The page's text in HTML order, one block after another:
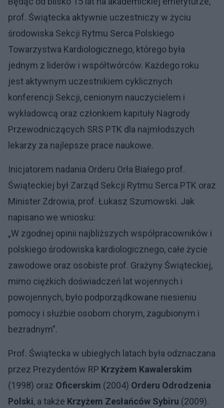
prof. Świątecka aktywnie uczestniczy w życiu
środowiska Sekcji Rytmu Serca Polskiego
Towarzystwa Kardiologicznego, którego była
jednym z liderów i współtwórców. Każdego roku
jest aktywnym uczestnikiem cyklicznych
konferencji Sekcji, cenionym nauczycielem i
wykładowcą oraz członkiem kapituły Nagrody
Przewodniczących SRS PTK dla najmłodszych
lekarzy za najlepsze prace naukowe.
Inicjatorem nadania Orderu Orła Białego prof.
Świąteckiej był Zarząd Sekcji Rytmu Serca PTK oraz
Minister Zdrowia, prof. Łukasz Szumowski. Jak
napisano we wniosku:
„W zgodnej opinii najbliższych współpracowników i
polskiego środowiska kardiologicznego, całe życie
zawodowe oraz osobiste prof. Grażyny Świąteckiej,
mimo ciężkich doświadczeń lat wojennych i
powojennych, było podporządkowane niesieniu
pomocy i służbie osobom chorym, zagubionym i
bezradnym”.
Prof. Świątecka w ubiegłych latach była odznaczana
przez Prezydentów RP Krzyżem Kawalerskim
(1998) oraz Oficerskim (2004) Orderu Odrodzenia
Polski, a także Krzyżem Zesłańców Sybiru (2009).